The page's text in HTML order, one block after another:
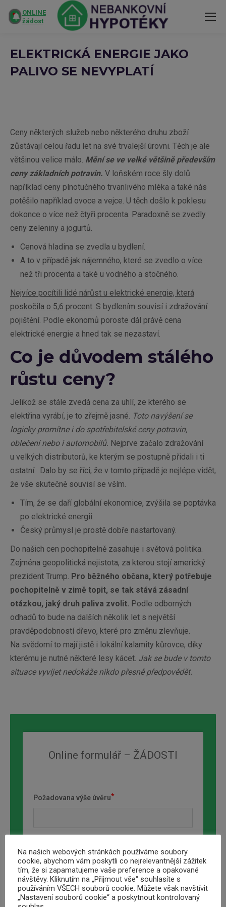
ONLINE
žádost
ELEKTRICKÁ ENERGIE JAKO
PALIVO SE NEVYPLATÍ
Ceny některých služeb nebo některého druhu zboží
zůstávají celou řadu let na své trvalejší úrovni. Těch je ale
většinou velice málo. Mění se ve velké většině především
ceny základních potravin. V loňském roce šly dolů
například ceny plnotučného trvanlivého mléka a také nás
potěšilo například ovoce a vejce. U těch došlo k poklesu
dokonce o více než čtyři procenta. Paradoxně se zvedly
ceny zeleniny a jogurtů.
Cenová hladina se zvedla u bydlení.
A to v případě jak nájemného, které se zvedlo o více
než tři procenta a také u vodného a stočného.
Nejvíce pocítili lidé nárůst u elektrické energie, která
poskočila o 5,6 procent. S bydlením souvisí i zdražování
pojištění. Podle ekonomů poroste dál právě cena
elektrické energie a hned tak se nezastaví.
Co je důvodem stálého
růstu ceny?
Jelikož se stále zvedá cena za uhlí, ze kterého se
elektřina vyrábí, je to zřejmě jasné. Toto navýšení se
logicky promítne i do spotřebitelské ceny potravin,
oblečení nebo i automobilů. Nejprve začalo zdražování
u velkých distributorů, ke kterým se postupně přidali i ti
ostatní. Dalo by se říci, že v tomto případě je nejlépe vidět,
že vše skutečně souvisí se vším.
Tím, že se daří globální ekonomice, zvýšila se poptávka
po elektrické energii.
Český průmysl je prostě dobře nastartovaný.
Do našich cen pochopitelně zasahuje i světová politika.
Zejména geopolitická nejistota, za kterou stojí americký
prezident Trump. Pro běžného občana, který potřebuje
pochopitelně v zimě topit, se tak stává zásadní
otázkou, jaký druh paliva zvolit. Podle odborných
odhadů to bude na dalších několik let s největší
pravděpodobností dřevo, které pro změnu zlevňuje.
Na svědomí to mají jistě i lokální kalamity kůrovce, díky
kterému je nutné některé lesy kácet. Jak se bude v tomto
situace vyvíjet nedokáže nikdo přesně předpovědět.
Online formulář – ŽÁDOSTI
Požadovana výše úvěru
Jméno a přimení
Telefon
Na našich webových stránkách používáme soubory
cookie, abychom vám poskytli co nejrelevantnější zážitek
tím, že si zapamatujeme vaše preference a opakované
návštěvy. Kliknutím na „Přijmout vše“ souhlasíte s
používáním VŠECH souborů cookie. Můžete však navštívit
„Nastavení souborů cookie“ a poskytnout kontrolovaný